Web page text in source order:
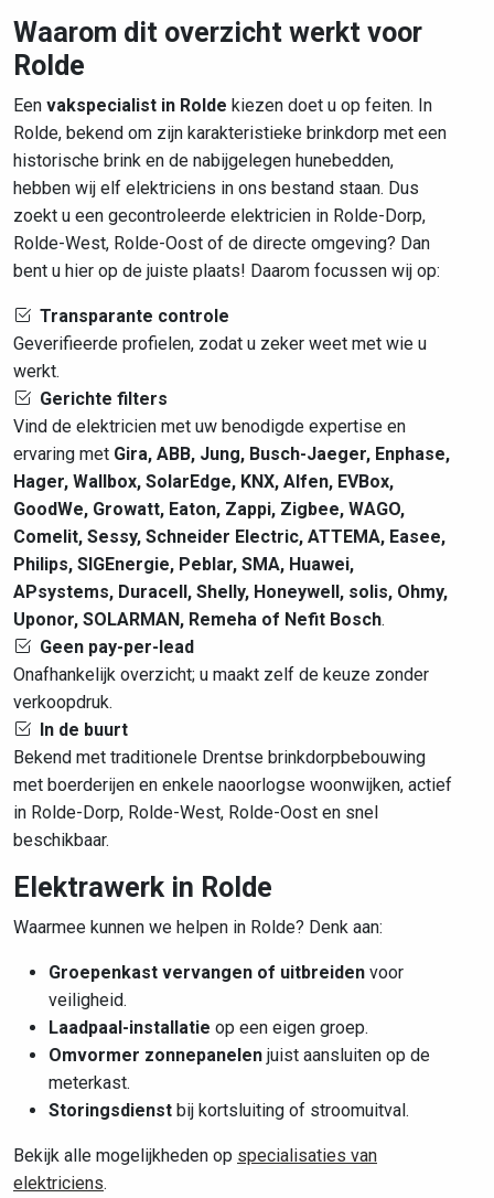
Waarom dit overzicht werkt voor
Rolde
Een vakspecialist in Rolde kiezen doet u op feiten. In
Rolde, bekend om zijn karakteristieke brinkdorp met een
historische brink en de nabijgelegen hunebedden,
hebben wij elf elektriciens in ons bestand staan. Dus
zoekt u een gecontroleerde elektricien in Rolde-Dorp,
Rolde-West, Rolde-Oost of de directe omgeving? Dan
bent u hier op de juiste plaats! Daarom focussen wij op:
Transparante controle
Geverifieerde profielen, zodat u zeker weet met wie u
werkt.
Gerichte filters
Vind de elektricien met uw benodigde expertise en
ervaring met Gira, ABB, Jung, Busch-Jaeger, Enphase,
Hager, Wallbox, SolarEdge, KNX, Alfen, EVBox,
GoodWe, Growatt, Eaton, Zappi, Zigbee, WAGO,
Comelit, Sessy, Schneider Electric, ATTEMA, Easee,
Philips, SIGEnergie, Peblar, SMA, Huawei,
APsystems, Duracell, Shelly, Honeywell, solis, Ohmy,
Uponor, SOLARMAN, Remeha of Nefit Bosch.
Geen pay-per-lead
Onafhankelijk overzicht; u maakt zelf de keuze zonder
verkoopdruk.
In de buurt
Bekend met traditionele Drentse brinkdorpbebouwing
met boerderijen en enkele naoorlogse woonwijken, actief
in Rolde-Dorp, Rolde-West, Rolde-Oost en snel
beschikbaar.
Elektrawerk in Rolde
Waarmee kunnen we helpen in Rolde? Denk aan:
Groepenkast vervangen of uitbreiden voor
veiligheid.
Laadpaal-installatie op een eigen groep.
Omvormer zonnepanelen juist aansluiten op de
meterkast.
Storingsdienst bij kortsluiting of stroomuitval.
Bekijk alle mogelijkheden op specialisaties van
elektriciens.